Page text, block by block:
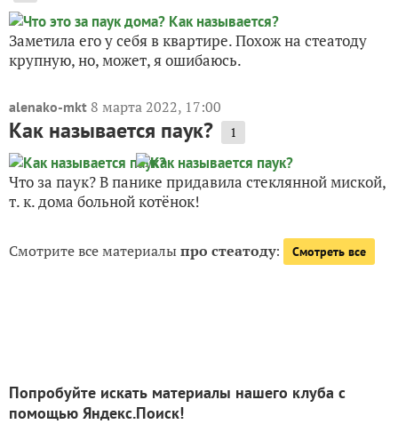
Заметила его у себя в квартире. Похож на стеатоду
крупную, но, может, я ошибаюсь.
alenako-mkt 8 марта 2022, 17:00
Как называется паук? 1
Что за паук? В панике придавила стеклянной миской,
т. к. дома больной котёнок!
Смотрите все материалыпро стеатоду: Смотреть все
Попробуйте искать материалы нашего клуба с
помощью Яндекс.Поиск!